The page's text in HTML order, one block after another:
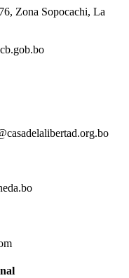
Zona Sopocachi, La